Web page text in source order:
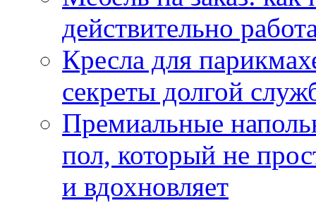
действительно
Кресла для
секреты долгой
Премиальные
пол, который не
и вдохновляет